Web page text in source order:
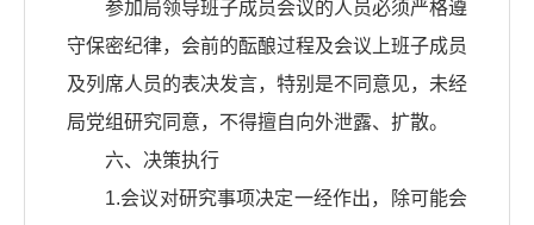
参加局领导班子成员会议的人员必须严格遵
守保密纪律，会前的酝酿过程及会议上班子成员
及列席人员的表决发言，特别是不同意见，未经
局党组研究同意，不得擅自向外泄露、扩散。
六、决策执行
1.会议对研究事项决定一经作出，除可能会